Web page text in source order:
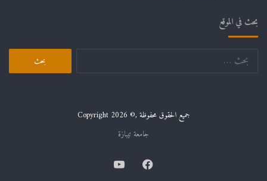
بحث في الموقع
البحث
جميع الحقوق محفوظة ,© Copyright 2026
جامعة تيبازة
فيسبوك يوتيوب